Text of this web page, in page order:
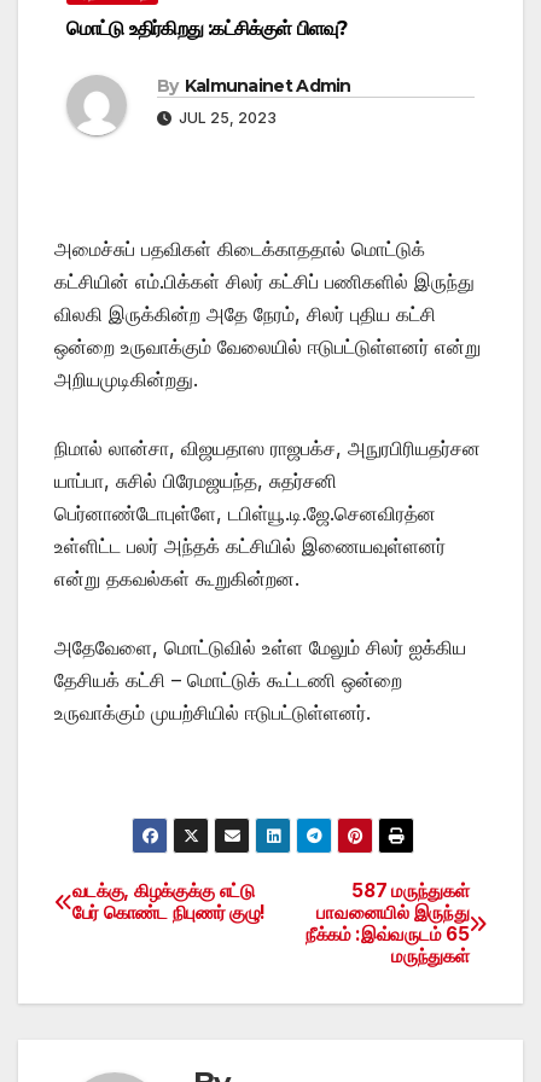
மொட்டு உதிர்கிறது :கட்சிக்குள் பிளவு?
By Kalmunainet Admin
JUL 25, 2023
அமைச்சுப் பதவிகள் கிடைக்காததால் மொட்டுக்
கட்சியின் எம்.பிக்கள் சிலர் கட்சிப் பணிகளில் இருந்து
விலகி இருக்கின்ற அதே நேரம், சிலர் புதிய கட்சி
ஒன்றை உருவாக்கும் வேலையில் ஈடுபட்டுள்ளனர் என்று
அறியமுடிகின்றது.
நிமால் லான்சா, விஜயதாஸ ராஜபக்ச, அநுரபிரியதர்சன
யாப்பா, சுசில் பிரேமஜயந்த, சுதர்சனி
பெர்னாண்டோபுள்ளே, டபிள்யூ.டி.ஜே.செனவிரத்ன
உள்ளிட்ட பலர் அந்தக் கட்சியில் இணையவுள்ளனர்
என்று தகவல்கள் கூறுகின்றன.
அதேவேளை, மொட்டுவில் உள்ள மேலும் சிலர் ஐக்கிய
தேசியக் கட்சி – மொட்டுக் கூட்டணி ஒன்றை
உருவாக்கும் முயற்சியில் ஈடுபட்டுள்ளனர்.
Post
587 மருந்துகள்
பாவனையில் இருந்து
நீக்கம் :இவ்வருடம் 65
மருந்துகள்
வடக்கு, கிழக்குக்கு எட்டு
பேர் கொண்ட நிபுணர் குழு!